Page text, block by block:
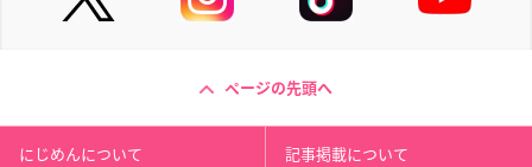
ページの先頭へ
にじめんについて 記事掲載について